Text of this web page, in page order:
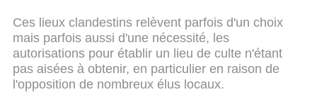
Ces lieux clandestins relèvent parfois d'un choix
mais parfois aussi d'une nécessité, les
autorisations pour établir un lieu de culte n'étant
pas aisées à obtenir, en particulier en raison de
l'opposition de nombreux élus locaux.